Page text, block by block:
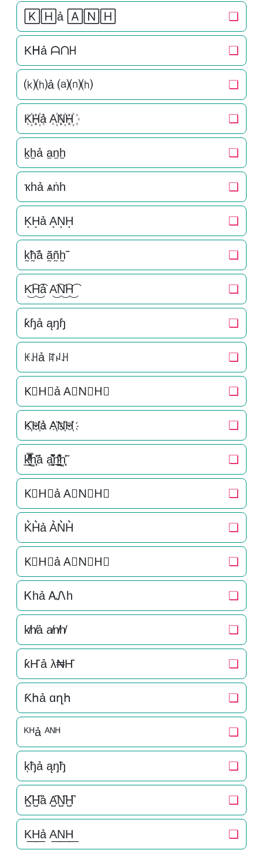
🄺🄷ả 🄰🄽🄷 ❏
Kᕼả ᗩᑎᕼ ❏
⒦⒣ả ⒜⒩⒣ ❏
K꙰H꙰ả A꙰N꙰H꙰ ❏
k̫h̫ả a̫n̫h̫ ❏
ҡһả ѧṅһ ❏
K͙H͙ả A͙N͙H͙ ❏
k̰̃h̰̃ả ã̰ñ̰h̰̃ ❏
K͜͡H͜͡ả A͜͡N͜͡H͜͡ ❏
ƙɧả ąŋɧ ❏
ꀘꃅả ꍏꈤꃅ ❏
K⃟H⃟ả A⃟N⃟H⃟ ❏
K҉H҉ả A҉N҉H҉ ❏
k̲̱̠̞̖ͧ̔͊̇̽̿̑ͯͅh͚̖̜̍̃͐ả a̘̫͈̭͌͛͌̇̇̍n͉̠̙͉̗̺̋̋̔ͧ̊h͚̖̜̍̃͐ ❏
K⃗H⃗ả A⃗N⃗H⃗ ❏
K͛H͛ả A͛N͛H͛ ❏
K⃒H⃒ả A⃒N⃒H⃒ ❏
Ꮶhả ᎪᏁh ❏
k̸h̸ả a̸n̸h̸ ❏
ƙҤả λ₦Ҥ ❏
Ƙհả ɑղհ ❏
ᴷᴴả ᴬᴺᴴ ❏
ķђả ąŋђ ❏
K̺͆H̺͆ả A̺͆N̺͆H̺͆ ❏
K͟H͟ả A͟N͟H͟ ❏